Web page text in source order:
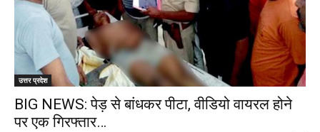
उत्तर प्रदेश
BIG NEWS: पेड़ से बांधकर पीटा, वीडियो वायरल होने
पर एक गिरफ्तार…